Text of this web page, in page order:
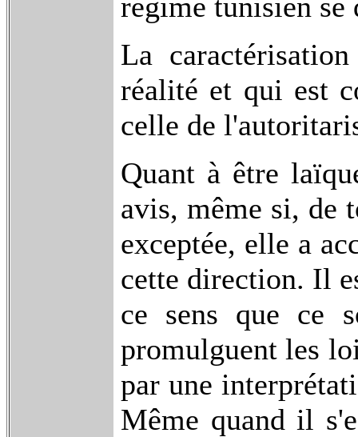
La
réalité et qui est
celle de
Quant à être
avis, même si, de
exceptée, elle a
cette direction. Il
ce sens que ce
promulguent les
par une
Même quand il